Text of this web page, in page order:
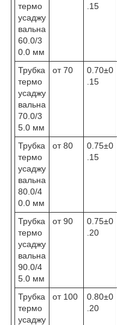
термо
усаджу
вальна
60.0/3
0.0 мм
.15
Трубка
термо
усаджу
вальна
70.0/3
5.0 мм
от 70
0.70±0
.15
Трубка
термо
усаджу
вальна
80.0/4
0.0 мм
от 80
0.75±0
.15
Трубка
термо
усаджу
вальна
90.0/4
5.0 мм
от 90
0.75±0
.20
Трубка
термо
усаджу
от 100
0.80±0
.20